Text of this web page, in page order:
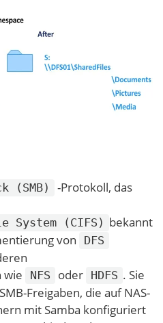
(SMB)
-Protokoll, das
System (CIFS) bekannt
von
DFS
wie
NFS oder HDFS . Sie
Freigaben, die auf NAS-
mit Samba konfiguriert